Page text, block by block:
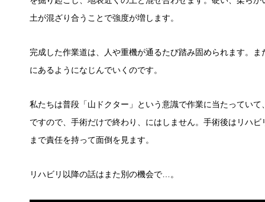
土が混ざり合うことで強度が増します。
完成した作業道は、人や重機が通るたび踏み固められます。
にあるようになじんでいくのです。
私たちは普段「山ドクター」という意識で作業に当たってい
ですので、手術だけで終わり、にはしません。手術後はリハ
まで責任を持って面倒を見ます。
リハビリ以降の話はまた別の機会で…。